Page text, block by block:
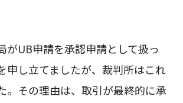
がUB申請を承認申請として扱っ
申し立てましたが、裁判所はこれ
。その理由は、取引が最終的に承